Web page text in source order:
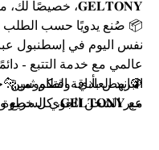
𝐆𝐄𝐋𝐓𝐎𝐍𝐘، خصيصًا لك، مفاجأة صغيرة 🖤
نفس اليوم في إسطنبول
عالمي مع خدمة التتبع -
البريد العادي. وقتكم
عبر الشحن الجوي السريع
🦚انهض بأناقة
مع 𝐆𝐄𝐋𝐓𝐎𝐍𝐘، كل خطوة تحكي قصتك...